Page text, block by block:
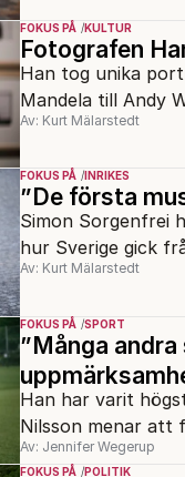
FOKUS PÅ KULTUR
Fotografen
Han tog unika
Mandela till Andy
Av: Kurt Mälarstedt
FOKUS PÅ INRIKES
”De första
Simon Sorgenfrei
hur Sverige gick
Av: Kurt Mälarstedt
FOKUS PÅ SPORT
”Många
Han har varit
Nilsson menar att
Av: Jennifer Wegerup
FOKUS PÅ POLITIK